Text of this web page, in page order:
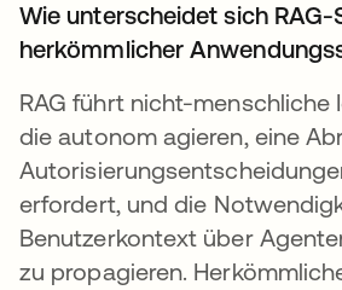
Wie unterscheidet sich RAG-
herkömmlicher
RAG führt nicht-menschliche
die autonom agieren, eine
erfordert, und die
Benutzerkontext über
zu propagieren.